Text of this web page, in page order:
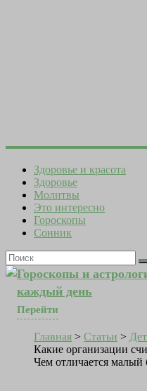
Здоровье и красота
Здоровье
Молитвы
Это интересно
Гороскопы
Сонник
Гороскопы и
каждый день
Перейти
Главная > Статьи >
Какие организации
Чем отличается малый